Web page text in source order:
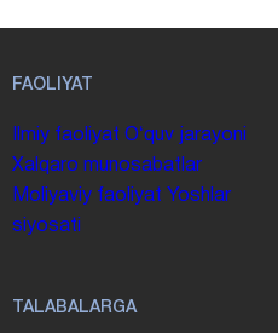
FAOLIYAT
Ilmiy faoliyat Oʻquv jarayoni
Xalqaro munosabatlar
Moliyaviy faoliyat Yoshlar
siyosati
TALABALARGA